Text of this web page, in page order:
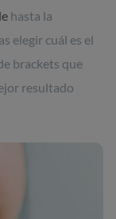
hasta la
elegir cuál es el
brackets que
resultado